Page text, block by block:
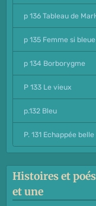
p 136 Tableau de
p 135 Femme si bleue
p 134 Borborygme
P 133 Le vieux
p.132 Bleu
P. 131 Echappée belle
Histoires et
et une